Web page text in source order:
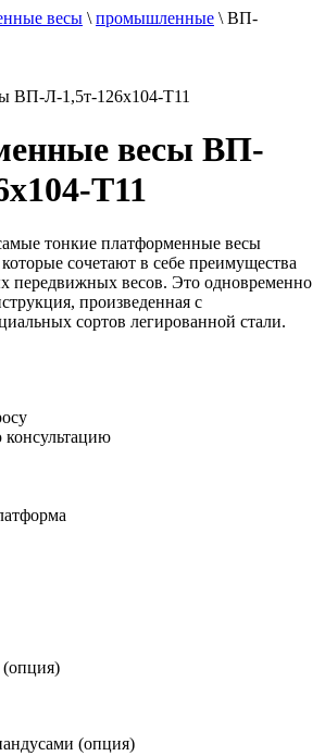
весы \ промышленные \ ВП-
ВП-Л-1,5т-126х104-Т11
весы ВП-
Т11
тонкие платформенные весы
сочетают в себе преимущества
передвижных весов. Это одновременно
произведенная с
сортов легированной стали.
консультацию
(опция)